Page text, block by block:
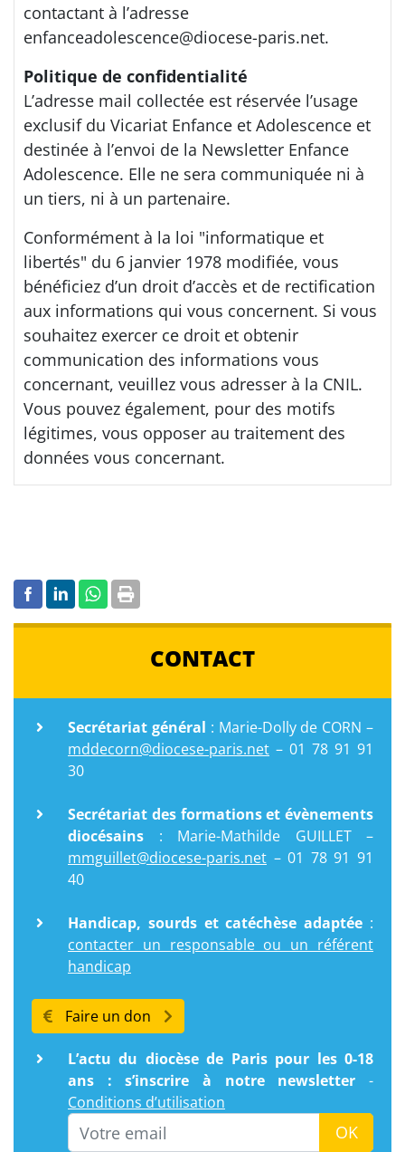
contactant à l’adresse
enfanceadolescence@diocese-paris.net.
Politique de confidentialité
L’adresse mail collectée est réservée l’usage
exclusif du Vicariat Enfance et Adolescence et
destinée à l’envoi de la Newsletter Enfance
Adolescence. Elle ne sera communiquée ni à
un tiers, ni à un partenaire.
Conformément à la loi "informatique et
libertés" du 6 janvier 1978 modifiée, vous
bénéficiez d’un droit d’accès et de rectification
aux informations qui vous concernent. Si vous
souhaitez exercer ce droit et obtenir
communication des informations vous
concernant, veuillez vous adresser à la CNIL.
Vous pouvez également, pour des motifs
légitimes, vous opposer au traitement des
données vous concernant.
CONTACT
Secrétariat général : Marie-Dolly de CORN –
mddecorn@diocese-paris.net – 01 78 91 91
30
Secrétariat des formations et évènements
diocésains : Marie-Mathilde GUILLET –
mmguillet@diocese-paris.net – 01 78 91 91
40
Handicap, sourds et catéchèse adaptée :
contacter un responsable ou un référent
handicap
Faire un don
L’actu du diocèse de Paris pour les 0-18
ans : s’inscrire à notre newsletter -
Conditions d’utilisation
Email
OK